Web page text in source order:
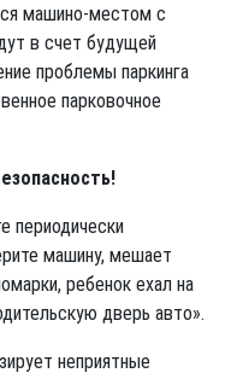
машино-местом с
в счет будущей
проблемы паркинга
парковочное
периодически
машину, мешает
ребенок ехал на
дверь авто».
неприятные